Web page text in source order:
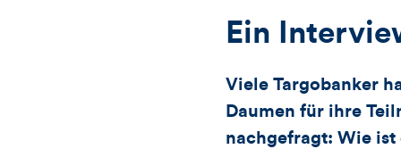
Ein
Viele Targobanker
Daumen für ihre
nachgefragt: Wie ist